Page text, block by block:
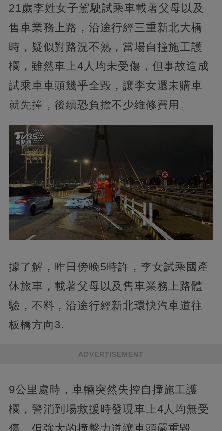
21歲李姓女子駕駛試乘車載著父母以及
售車業務上路，沿途行經三重新北大橋
時，疑似對路況不熟，當場自撞施工護
欄，雖然車上4人均未受傷，但事故造成
試乘車車頭幾乎全毀，讓李女還未購車
就先撞，後續恐負擔不少維修費用。
據了解，昨日傍晚5時許，李女試乘國產
休旅車，載著父母以及售車業務上路體
驗，不料，沿途行經新北環快汽車道往
板橋方向3.
ADVERTISEMENT
9公里處時，車輛突然失控自撞施工護
欄，警消到場救援時發現車上4人均無受
傷，但強大的撞擊力道讓車頭嚴重毀